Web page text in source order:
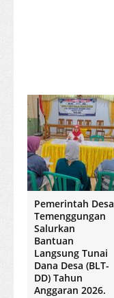
Pemerintah Desa
Temenggungan
Salurkan
Bantuan
Langsung Tunai
Dana Desa (BLT-
DD) Tahun
Anggaran 2026.